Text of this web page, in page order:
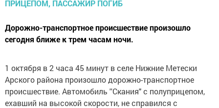
Дорожно-транспортное происшествие произошло
сегодня ближе к трем часам ночи.
1 октября в 2 часа 45 минут в селе Нижние Метески
Арского района произошло дорожно-транспортное
происшествие. Автомобиль ''Скания" с полуприцепом,
ехавший на высокой скорости, не справился с